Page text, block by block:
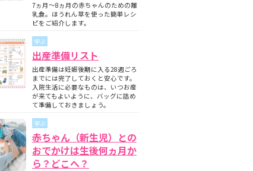
7ヵ月～8ヵ月の赤ちゃんのための離
乳食。ほうれん草を使った簡単レシ
ピをご紹介します。
学ぶ
出産準備リスト
出産準備は妊娠後期に入る28週ごろ
までには完了しておくと安心です。
入院生活に必要なものは、いつお産
が来てもよいように、バッグに詰め
て準備しておきましょう。
学ぶ
赤ちゃん（新生児）との
おでかけは生後何ヵ月か
ら？どこへ？